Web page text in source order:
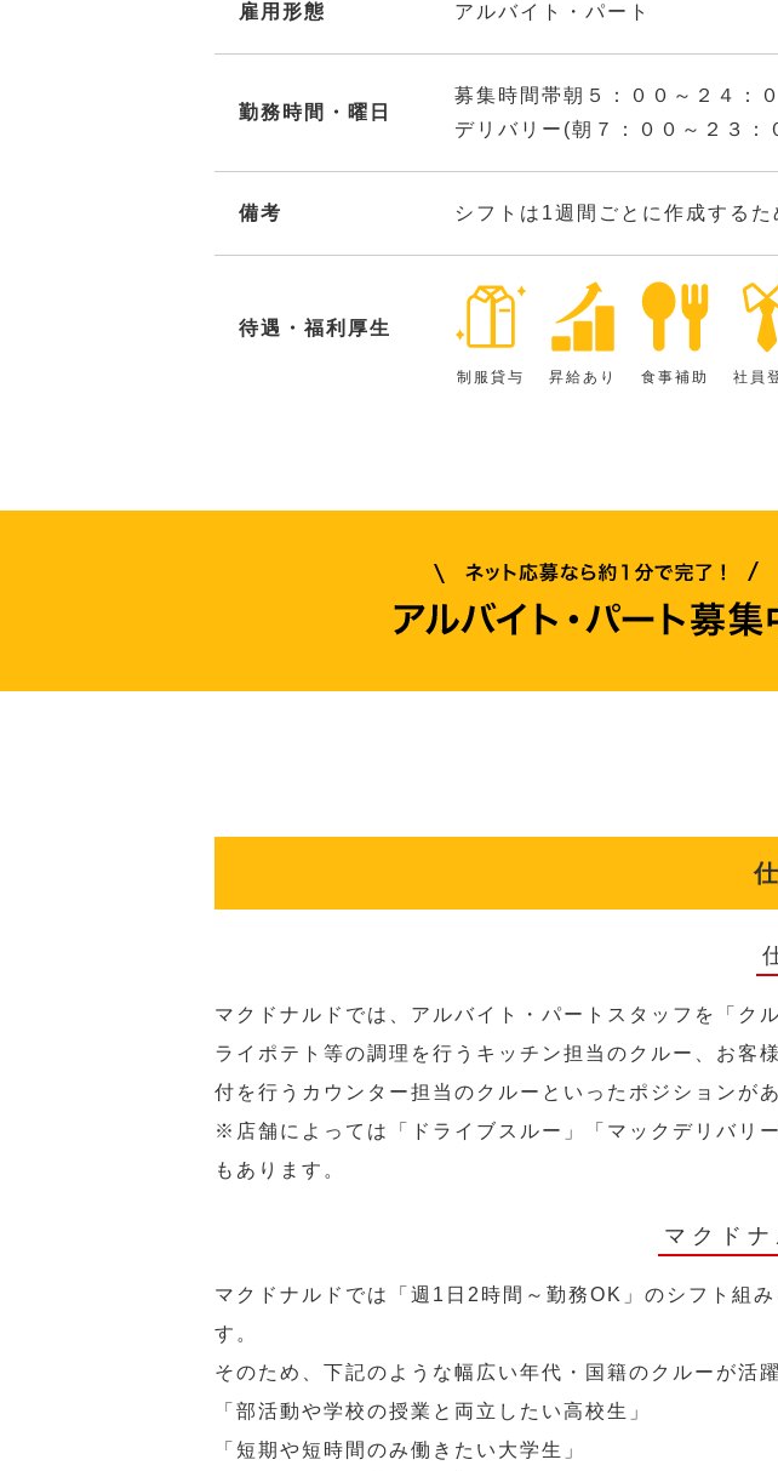
雇用形態 アルバイト・パート
勤務時間・曜日
募集時間帯朝５：００～２４：
デリバリー(朝７：００～２３：
備考 シフトは1週間ごとに作成する
待遇・福利厚生
制服貸与 昇給あり 食事補助 社員
マクドナルドでは、アルバイト・パートスタッフを「ク
ライポテト等の調理を行うキッチン担当のクルー、お客
付を行うカウンター担当のクルーといったポジションがあ
※店舗によっては「ドライブスルー」「マックデリバリ
もあります。
マクド
マクドナルドでは「週1日2時間～勤務OK」のシフト組
す。
そのため、下記のような幅広い年代・国籍のクルーが活
「部活動や学校の授業と両立したい高校生」
「短期や短時間のみ働きたい大学生」